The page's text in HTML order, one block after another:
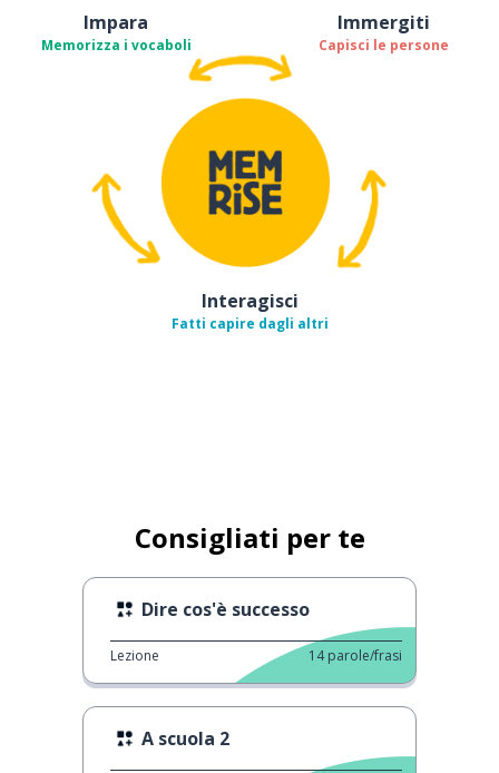
Impara
Memorizza i vocaboli
Immergiti
Capisci le persone
Interagisci
Fatti capire dagli altri
Consigliati per te
Dire cos'è successo
Lezione 14 parole/frasi
A scuola 2